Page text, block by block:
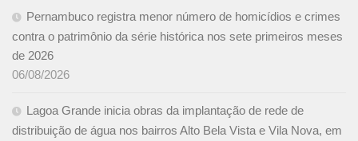
Pernambuco registra menor número de homicídios e crimes
contra o patrimônio da série histórica nos sete primeiros meses
de 2026
06/08/2026
Lagoa Grande inicia obras da implantação de rede de
distribuição de água nos bairros Alto Bela Vista e Vila Nova, em